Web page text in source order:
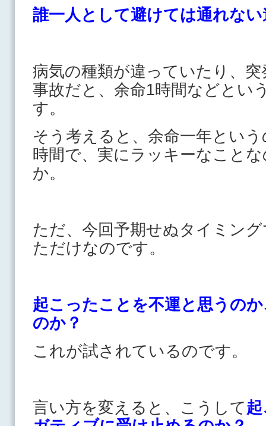
誰一人として避けては通れない
病気の種類が違っていたり、
事故だと、余命1時間などとい
す。
そう考えると、余命一年とい
時間で、実にラッキーなこと
か。
ただ、今回予期せぬタイミン
ただけなのです。
起こったことを不運と思うの
のか？
これが試されているのです。
言い方を変えると、こうして